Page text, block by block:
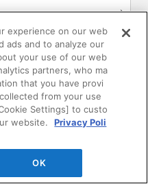
experience on our web
ads and to analyze our
your use of our web
partners, who ma
that you have provi
from your use
Settings] to custo
website.
Privacy Poli
OK